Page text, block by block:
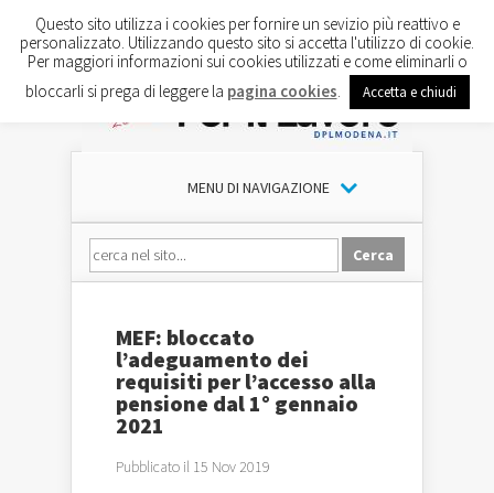
MENU DI NAVIGAZIONE
MEF: bloccato
l’adeguamento dei
requisiti per l’accesso alla
pensione dal 1° gennaio
2021
Pubblicato il 15 Nov 2019
Questo sito utilizza i cookies per fornire un sevizio più reattivo e
personalizzato. Utilizzando questo sito si accetta l'utilizzo di cookie.
Per maggiori informazioni sui cookies utilizzati e come eliminarli o
bloccarli si prega di leggere la pagina cookies Accetta e chiudi